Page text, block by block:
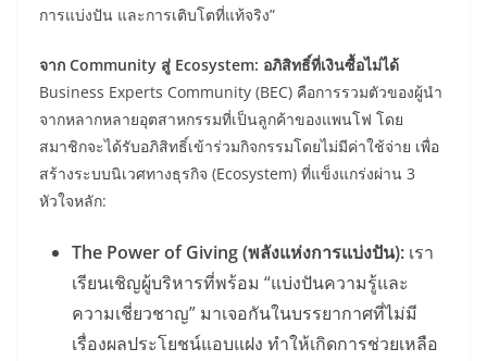
การแบ่งปัน และการเติบโตที่แท้จริง”
จาก Community สู่ Ecosystem: อภิสิทธิ์ที่เงินซื้อไม่ได้
Business Experts Community (BEC) คือการรวมตัวของผู้นำ
จากหลากหลายอุตสาหกรรมที่เป็นลูกค้าของแพนโฟ โดย
สมาชิกจะได้รับอภิสิทธิ์เข้าร่วมกิจกรรมโดยไม่มีค่าใช้จ่าย เพื่อ
สร้างระบบนิเวศทางธุรกิจ (Ecosystem) ที่แข็งแกร่งผ่าน 3
หัวใจหลัก:
The Power of Giving (พลังแห่งการแบ่งปัน): เรา
เรียนเชิญผู้บริหารที่พร้อม “แบ่งปันความรู้และ
ความเชี่ยวชาญ” มาเจอกันในบรรยากาศที่ไม่มี
เรื่องผลประโยชน์แอบแฝง ทำให้เกิดการช่วยเหลือ